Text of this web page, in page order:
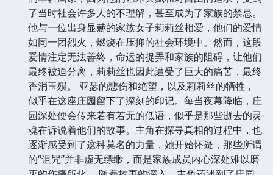
了当时社会许多人的不理解，甚至成为了家族的禁忌。
他与一位出身显赫的家族女子莉莉丝相爱，他们的爱情
如同一团烈火，燃烧在压抑的社会环境中。然而，这段
爱情注定无法善终，命运的捉弄和家族的阻碍，让他们
最终被迫分离，莉莉丝也因此遭受了巨大的痛苦，最终
香消玉殒。 亚瑟的悲伤和绝望，以及莉莉丝的牺牲，
似乎在这座庄园留下了深刻的印记。每当夜幕降临，庄
园深处便会传来若有若无的低语，似乎是那些逝去的灵
魂在诉说着他们的故事。主角在探寻真相的过程中，也
逐渐感受到了这种莫名的力量，她开始怀疑，那些所谓
的“诅咒”并非虚无缥缈，而是家族成员内心深处难以磨